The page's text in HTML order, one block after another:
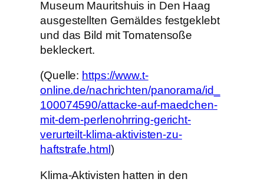
Museum Mauritshuis in Den Haag
ausgestellten Gemäldes festgeklebt
und das Bild mit Tomatensoße
bekleckert.
(Quelle: https://www.t-
online.de/nachrichten/panorama/id_
100074590/attacke-auf-maedchen-
mit-dem-perlenohrring-gericht-
verurteilt-klima-aktivisten-zu-
haftstrafe.html )
Klima-Aktivisten hatten in den